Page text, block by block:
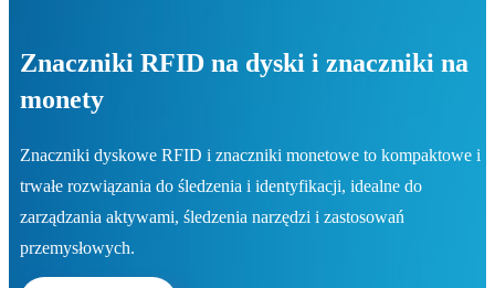
Znaczniki RFID na dyski i znaczniki na
monety
Znaczniki dyskowe RFID i znaczniki monetowe to kompaktowe i
trwałe rozwiązania do śledzenia i identyfikacji, idealne do
zarządzania aktywami, śledzenia narzędzi i zastosowań
przemysłowych.